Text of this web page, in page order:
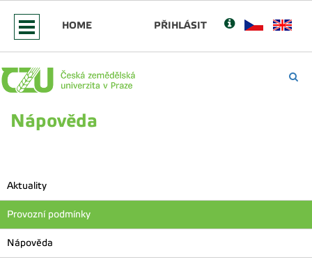
HOME PŘIHLÁSIT
Nápověda
Aktuality
Provozní podmínky
Nápověda